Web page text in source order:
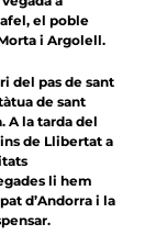
el poble
i Argolell.
del pas de sant
de sant
A la tarda del
de Llibertat a
li hem
d’Andorra i la